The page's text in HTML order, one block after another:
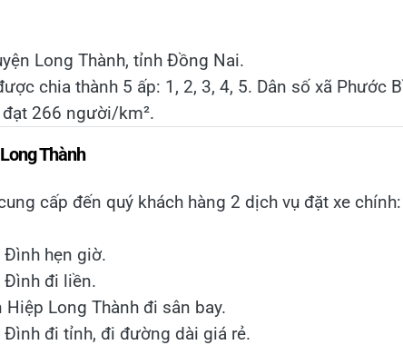
Long Thành, tỉnh Đồng Nai.
chia thành 5 ấp: 1, 2, 3, 4, 5. Dân số xã Phước
266 người/km².
Thành
cấp đến quý khách hàng 2 dịch vụ đặt xe chính:
Đình hẹn giờ.
Đình đi liền.
Hiệp Long Thành đi sân bay.
Đình đi tỉnh, đi đường dài giá rẻ.